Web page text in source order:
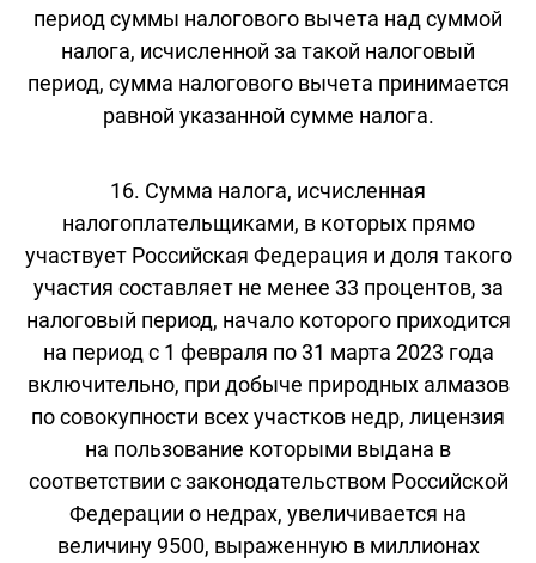
период суммы налогового вычета над суммой
налога, исчисленной за такой налоговый
период, сумма налогового вычета принимается
равной указанной сумме налога.
16. Сумма налога, исчисленная
налогоплательщиками, в которых прямо
участвует Российская Федерация и доля такого
участия составляет не менее 33 процентов, за
налоговый период, начало которого приходится
на период с 1 февраля по 31 марта 2023 года
включительно, при добыче природных алмазов
по совокупности всех участков недр, лицензия
на пользование которыми выдана в
соответствии с законодательством Российской
Федерации о недрах, увеличивается на
величину 9500, выраженную в миллионах